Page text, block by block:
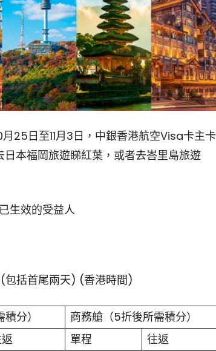
25日至11月3日，中銀香港航空Visa卡主卡
本福岡旅遊睇紅葉，或者去峇里島旅遊
生效的受益人
(包括首尾兩天) (香港時間)
分）
商務艙（5折後所需積分）
單程
往返